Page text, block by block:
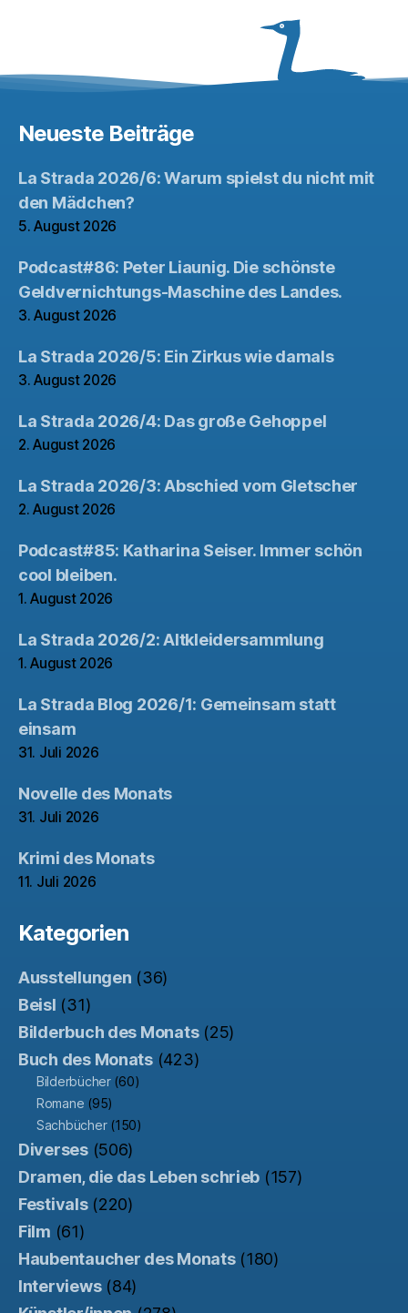
Neueste Beiträge
La Strada 2026/6: Warum spielst du nicht mit
den Mädchen?
5. August 2026
Podcast#86: Peter Liaunig. Die schönste
Geldvernichtungs-Maschine des Landes.
3. August 2026
La Strada 2026/5: Ein Zirkus wie damals
3. August 2026
La Strada 2026/4: Das große Gehoppel
2. August 2026
La Strada 2026/3: Abschied vom Gletscher
2. August 2026
Podcast#85: Katharina Seiser. Immer schön
cool bleiben.
1. August 2026
La Strada 2026/2: Altkleidersammlung
1. August 2026
La Strada Blog 2026/1: Gemeinsam statt
einsam
31. Juli 2026
Novelle des Monats
31. Juli 2026
Krimi des Monats
11. Juli 2026
Kategorien
Ausstellungen (36)
Beisl (31)
Bilderbuch des Monats(25)
Buch des Monats(423)
Bilderbücher(60)
Romane (95)
Sachbücher(150)
Diverses(506)
Dramen, die das Leben schrieb (157)
Festivals(220)
Film (61)
Haubentaucher des Monats(180)
Interviews(84)